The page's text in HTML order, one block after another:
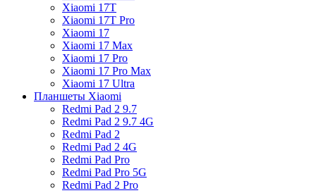
Xiaomi 17T
Xiaomi 17T Pro
Xiaomi 17
Xiaomi 17 Max
Xiaomi 17 Pro
Xiaomi 17 Pro Max
Xiaomi 17 Ultra
Планшеты Xiaomi
Redmi Pad 2 9.7
Redmi Pad 2 9.7 4G
Redmi Pad 2
Redmi Pad 2 4G
Redmi Pad Pro
Redmi Pad Pro 5G
Redmi Pad 2 Pro